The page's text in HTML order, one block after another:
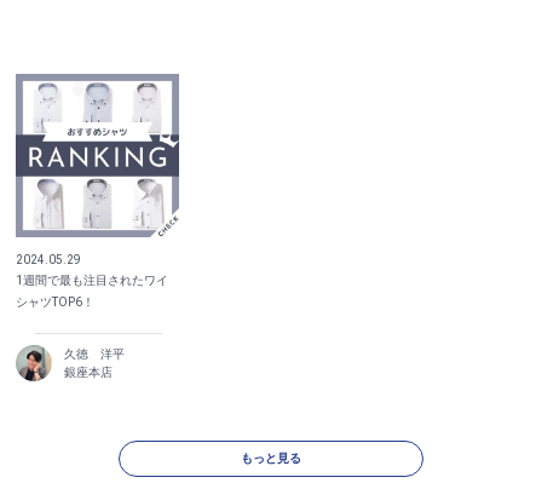
2024.05.29
1週間で最も注目されたワイ
シャツTOP6！
久徳 洋平
銀座本店
もっと見る